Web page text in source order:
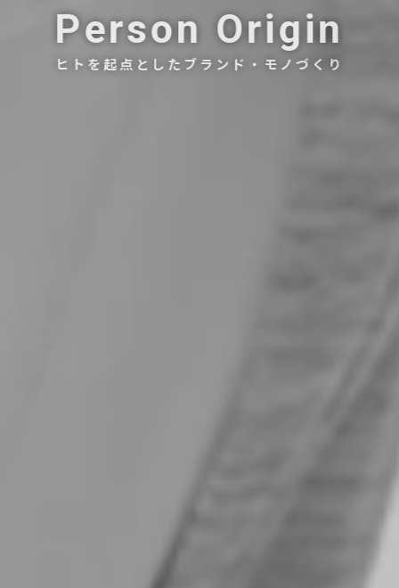
Person Origin
ヒトを起点としたブランド・モノづくり